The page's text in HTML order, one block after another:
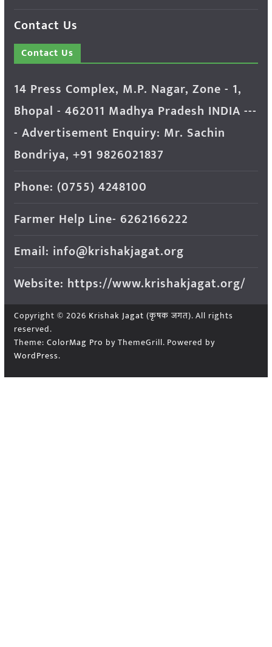
Contact Us
Contact Us
14 Press Complex, M.P. Nagar, Zone - 1,
Bhopal - 462011 Madhya Pradesh INDIA ---
- Advertisement Enquiry: Mr. Sachin
Bondriya, +91 9826021837
Phone: (0755) 4248100
Farmer Help Line- 6262166222
Email: info@krishakjagat.org
Website: https://www.krishakjagat.org/
Copyright © 2026 Krishak Jagat (कृषक जगत). All rights
reserved.
Theme: ColorMag Pro by ThemeGrill. Powered by
WordPress.